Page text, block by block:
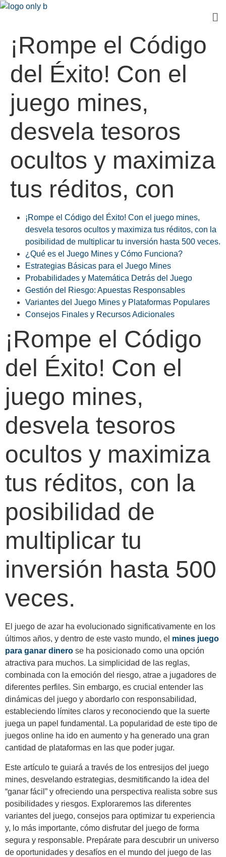
¡Rompe el Código
del Éxito! Con el
juego mines,
desvela tesoros
ocultos y maximiza
tus réditos, con
¡Rompe el Código del Éxito! Con el juego mines,
desvela tesoros ocultos y maximiza tus réditos, con la
posibilidad de multiplicar tu inversión hasta 500 veces.
¿Qué es el Juego Mines y Cómo Funciona?
Estrategias Básicas para el Juego Mines
Probabilidades y Matemática Detrás del Juego
Gestión del Riesgo: Apuestas Responsables
Variantes del Juego Mines y Plataformas Populares
Consejos Finales y Recursos Adicionales
¡Rompe el Código
del Éxito! Con el
juego mines,
desvela tesoros
ocultos y maximiza
tus réditos, con la
posibilidad de
multiplicar tu
inversión hasta 500
veces.
El juego de azar ha evolucionado significativamente en los
últimos años, y dentro de este vasto mundo, el mines juego
para ganar dinero se ha posicionado como una opción
atractiva para muchos. La simplicidad de las reglas,
combinada con la emoción del riesgo, atrae a jugadores de
diferentes perfiles. Sin embargo, es crucial entender las
dinámicas del juego y abordarlo con responsabilidad,
estableciendo límites claros y reconociendo que la suerte
juega un papel fundamental. La popularidad de este tipo de
juegos online ha ido en aumento y ha generado una gran
cantidad de plataformas en las que poder jugar.
Este artículo te guiará a través de los entresijos del juego
mines, desvelando estrategias, desmitificando la idea del
“ganar fácil” y ofreciendo una perspectiva realista sobre sus
posibilidades y riesgos. Exploraremos las diferentes
variantes del juego, consejos para optimizar tu experiencia
y, lo más importante, cómo disfrutar del juego de forma
segura y responsable. Prepárate para descubrir un universo
de oportunidades y desafíos en el mundo del juego de las